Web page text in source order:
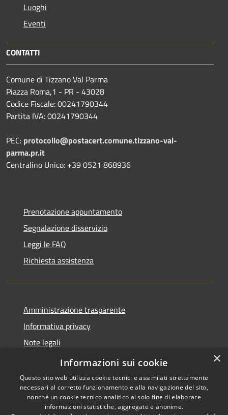
Luoghi
Eventi
CONTATTI
Comune di Tizzano Val Parma
Piazza Roma,1 - PR - 43028
Codice Fiscale: 00241790344
Partita IVA: 00241790344
PEC: protocollo@postacert.comune.tizzano-val-
parma.pr.it
Centralino Unico: +39 0521 868936
Prenotazione appuntamento
Segnalazione disservizio
Leggi le FAQ
Richiesta assistenza
Amministrazione trasparente
Informativa privacy
Note legali
Dichiarazione di accessibilità
Copyright © 2026 • Comune di
×
Informazioni sui cookie
Questo sito web utilizza cookie tecnici e assimilati strettamente
necessari al corretto funzionamento e alla navigazione del sito,
nonché un cookie tecnico analitico al solo fine di elaborare
informazioni statistiche, aggregate e anonime.